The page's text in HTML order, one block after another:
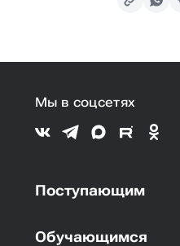
Мы в соцсетях
Поступающим
Обучающимся